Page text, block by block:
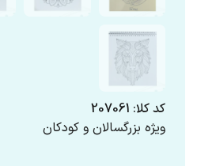
کد کلا: 207061
ویژه بزرگسالان و کودکان